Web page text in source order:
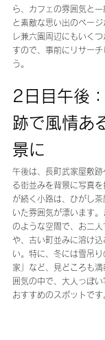
ら、カフェの雰囲気と
と素敵な思い出のペー
レ兼六園周辺にもいく
すので、事前にリサー
う。
2日目午後
跡で風情あ
景に
午後は、長町武家屋敷
る街並みを背景に写真
が続く小路は、ひがし
いた雰囲気が漂います
のような空間で、お二
や、古い町並みに溶け
い。特に、冬には雪吊
家」など、見どころも
囲気の中で、大人っぽ
おすすめのスポットです